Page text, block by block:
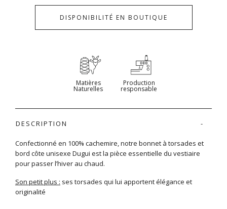
DISPONIBILITÉ EN BOUTIQUE
Matières
Naturelles
Production
responsable
DESCRIPTION
Confectionné en 100% cachemire, notre bonnet à torsades et
bord côte unisexe Dugui est la pièce essentielle du vestiaire
pour passer l’hiver au chaud.
Son petit plus : ses torsades qui lui apportent élégance et
originalité